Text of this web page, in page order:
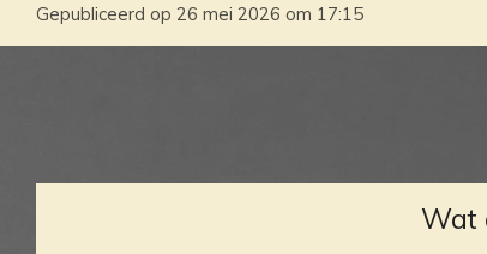
Gepubliceerd op 26 mei 2026 om 17:15
Wat